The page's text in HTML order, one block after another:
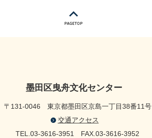
墨田区曳舟文化センター
〒131-0046 東京都墨田区京島一丁目38番11号
交通アクセス
TEL.03-3616-3951 FAX.03-3616-3952